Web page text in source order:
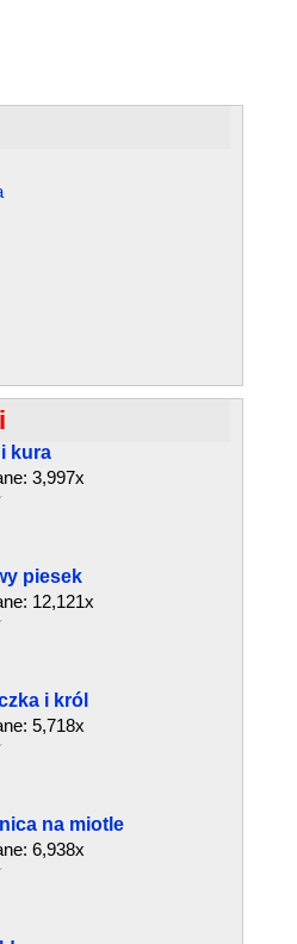
kura
3,997x
piesek
12,121x
i król
5,718x
na miotle
6,938x